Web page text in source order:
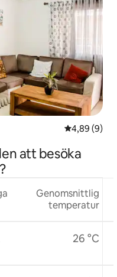
4,89 av 5 i
4,89 (9)
att besöka
Genomsnittlig
temperatur
26 °C